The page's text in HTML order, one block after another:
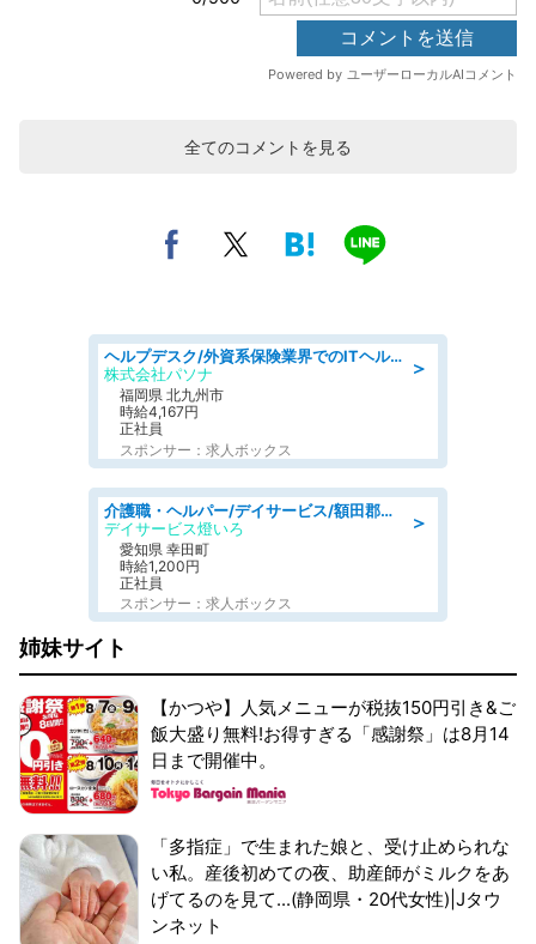
全てのコメントを見る
＞
ヘルプデスク/外資系保険業界でのITヘルプデスク業務/駅近/即日勤務可/ヘルプデスク
株式会社パソナ
福岡県 北九州市
時給4,167円
正社員
スポンサー：求人ボックス
＞
介護職・ヘルパー/デイサービス/額田郡幸田町/JR東海道本線 幸田/愛知県
デイサービス燈いろ
愛知県 幸田町
時給1,200円
正社員
スポンサー：求人ボックス
姉妹サイト
【かつや】人気メニューが税抜150円引き&ご
飯大盛り無料!お得すぎる「感謝祭」は8月14
日まで開催中。
「多指症」で生まれた娘と、受け止められな
い私。産後初めての夜、助産師がミルクをあ
げてるのを見て...(静岡県・20代女性)|Jタウ
ンネット